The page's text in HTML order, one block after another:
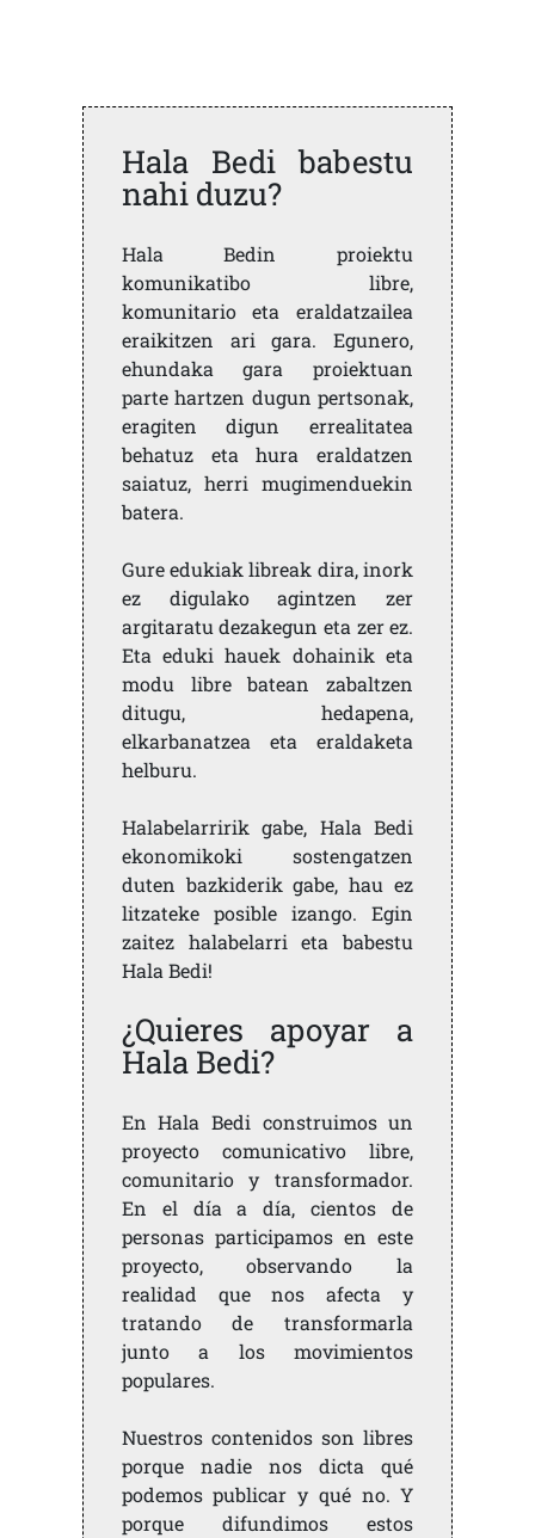
Hala Bedi babestu
nahi duzu?
Hala Bedin proiektu
komunikatibo libre,
komunitario eta eraldatzailea
eraikitzen ari gara. Egunero,
ehundaka gara proiektuan
parte hartzen dugun pertsonak,
eragiten digun errealitatea
behatuz eta hura eraldatzen
saiatuz, herri mugimenduekin
batera.
Gure edukiak libreak dira, inork
ez digulako agintzen zer
argitaratu dezakegun eta zer ez.
Eta eduki hauek dohainik eta
modu libre batean zabaltzen
ditugu, hedapena,
elkarbanatzea eta eraldaketa
helburu.
Halabelarririk gabe, Hala Bedi
ekonomikoki sostengatzen
duten bazkiderik gabe, hau ez
litzateke posible izango. Egin
zaitez halabelarri eta babestu
Hala Bedi!
¿Quieres apoyar a
Hala Bedi?
En Hala Bedi construimos un
proyecto comunicativo libre,
comunitario y transformador.
En el día a día, cientos de
personas participamos en este
proyecto, observando la
realidad que nos afecta y
tratando de transformarla
junto a los movimientos
populares.
Nuestros contenidos son libres
porque nadie nos dicta qué
podemos publicar y qué no. Y
porque difundimos estos